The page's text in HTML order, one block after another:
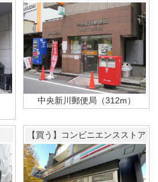
中央新川郵便局（312m）
【買う】コンビニエンスストア